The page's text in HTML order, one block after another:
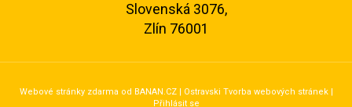
Slovenská 3076,
Zlín 76001
Webové stránky zdarma od BANAN.CZ| Ostravski Tvorba webových stránek
Přihlásit se